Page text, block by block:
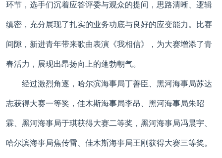
环节，选手们沉着应答评委与观众的提问，思路清晰、逻辑
缜密，充分展现了扎实的业务功底与良好的应变能力。比赛
间隙，新进青年带来歌曲表演《我相信》，为大赛增添了青
春活力，展现出昂扬向上的蓬勃朝气。
经过激烈角逐，哈尔滨海事局丁善臣、黑河海事局苏达
志获得大赛一等奖，佳木斯海事局李昂、黑河海事局朱昭
霖、黑河海事局于琪获得大赛二等奖，黑河海事局冯晨宇、
哈尔滨海事局焦传雷、佳木斯海事局王刚获得大赛三等奖。